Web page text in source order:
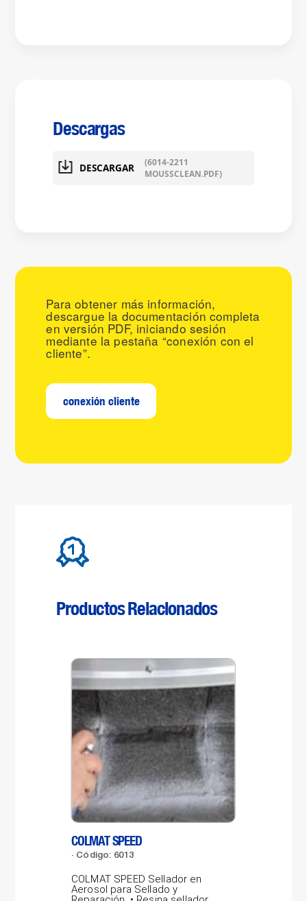
Descargas
DESCARGAR
(6014-2211
MOUSSCLEAN.PDF)
Para obtener más información,
descargue la documentación completa
en versión PDF, iniciando sesión
mediante la pestaña “conexión con el
cliente”.
conexión cliente
Productos Relacionados
COLMAT SPEED
Código: 6013
COLMAT SPEED Sellador en
Aerosol para Sellado y